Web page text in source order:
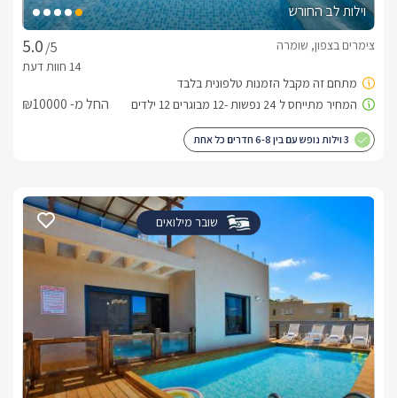
וילות לב החורש
/5
צימרים בצפון, שומרה
החל מ- ₪10000
3 וילות נופש עם בין 6-8 חדרים כל אחת
שובר מילואים